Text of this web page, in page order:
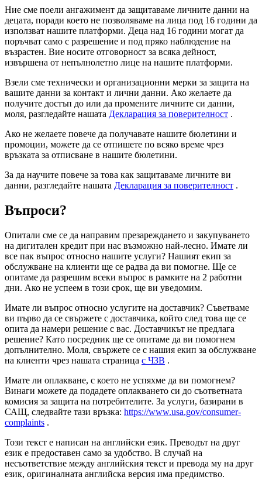
Ние сме поели ангажимент да защитаваме личните данни на
децата, поради което не позволяваме на лица под 16 години да
използват нашите платформи. Деца над 16 години могат да
поръчват само с разрешение и под пряко наблюдение на
възрастен. Вие носите отговорност за всяка дейност,
извършена от непълнолетно лице на нашите платформи.
Взели сме технически и организационни мерки за защита на
вашите данни за контакт и лични данни. Ако желаете да
получите достъп до или да промените личните си данни,
моля, разгледайте нашата Декларация за поверителност .
Ако не желаете повече да получавате нашите бюлетини и
промоции, можете да се отпишете по всяко време чрез
връзката за отписване в нашите бюлетини.
За да научите повече за това как защитаваме личните ви
данни, разгледайте нашата Декларация за поверителност .
Въпроси?
Опитали сме се да направим презареждането и закупуването
на дигитален кредит при нас възможно най-лесно. Имате ли
все пак въпрос относно нашите услуги? Нашият екип за
обслужване на клиенти ще се радва да ви помогне. Ще се
опитаме да разрешим всеки въпрос в рамките на 2 работни
дни. Ако не успеем в този срок, ще ви уведомим.
Имате ли въпрос относно услугите на доставчик? Съветваме
ви първо да се свържете с доставчика, който след това ще се
опита да намери решение с вас. Доставчикът не предлага
решение? Като посредник ще се опитаме да ви помогнем
допълнително. Моля, свържете се с нашия екип за обслужване
на клиенти чрез нашата страница с ЧЗВ .
Имате ли оплакване, с което не успяхме да ви помогнем?
Винаги можете да подадете оплакването си до съответната
комисия за защита на потребителите. За услуги, базирани в
САЩ, следвайте тази връзка: https://www.usa.gov/consumer-
complaints .
Този текст е написан на английски език. Преводът на друг
език е предоставен само за удобство. В случай на
несъответствие между английския текст и превода му на друг
език, оригиналната английска версия има предимство.